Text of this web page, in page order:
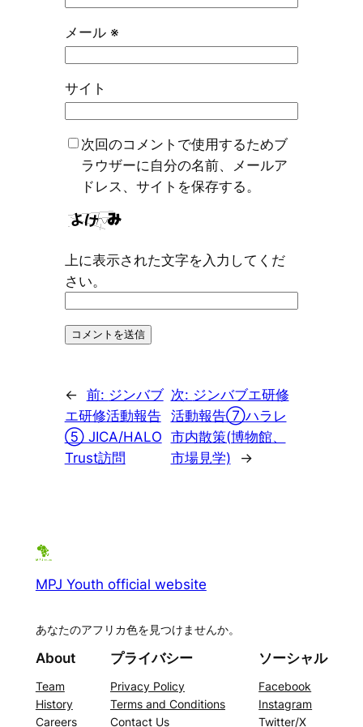
メール ※
サイト
次回のコメントで使用するためブ
ラウザーに自分の名前、メールア
ドレス、サイトを保存する。
上に表示された文字を入力してくだ
さい。
← 前: ジンバブ
エ研修活動報告
⑤ JICA/HALO
Trust訪問
次: ジンバブエ研修
活動報告⑦ハラレ
市内散策(博物館、
市場見学)
→
MPJ Youth official website
あなたのアフリカ色を見つけませんか。
About
Team
History
Careers
プライバシー
Privacy Policy
Terms and Conditions
Contact Us
ソーシャル
Facebook
Instagram
Twitter/X